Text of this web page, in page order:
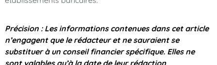
Précision : Les informations contenues dans cet article
n’engagent que le rédacteur et ne sauraient se
substituer à un conseil financier spécifique. Elles ne
sont valables qu’à la date de leur rédaction